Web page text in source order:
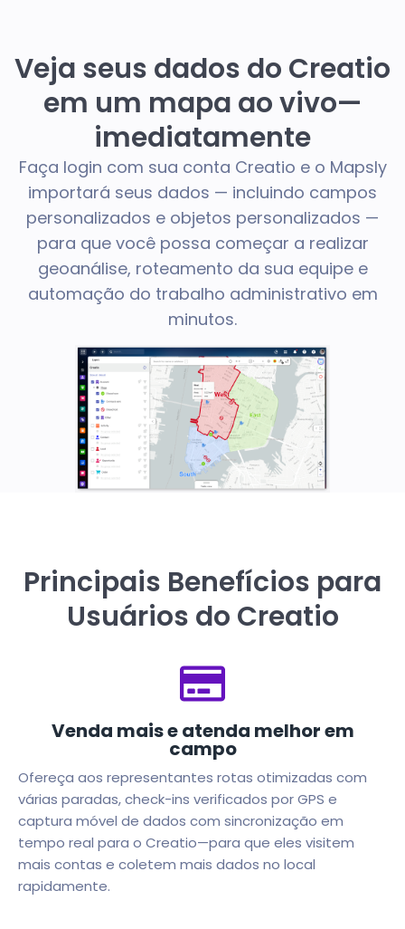
Veja seus dados do Creatio
em um mapa ao vivo—
imediatamente
Faça login com sua conta Creatio e o Mapsly
importará seus dados — incluindo campos
personalizados e objetos personalizados —
para que você possa começar a realizar
geoanálise, roteamento da sua equipe e
automação do trabalho administrativo em
minutos.
Principais Benefícios para
Usuários do Creatio
Venda mais e atenda melhor em
campo
Ofereça aos representantes rotas otimizadas com
várias paradas, check-ins verificados por GPS e
captura móvel de dados com sincronização em
tempo real para o Creatio—para que eles visitem
mais contas e coletem mais dados no local
rapidamente.